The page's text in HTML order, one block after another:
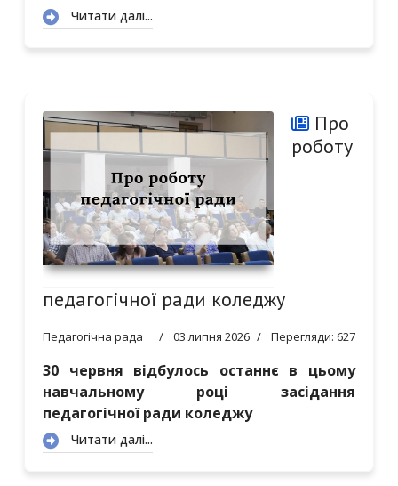
Читати далі...
Про
роботу
педагогічної ради коледжу
Педагогічна рада 03 липня 2026 Перегляди: 627
30 червня відбулось останнє в цьому
навчальному році засідання
педагогічної ради коледжу
Читати далі...